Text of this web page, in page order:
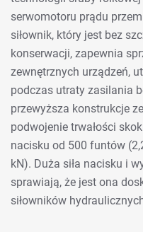
serwomotoru prądu
siłownik, który jest bez
konserwacji, zapewnia
zewnętrznych urządzeń,
podczas utraty zasilania
przewyższa konstrukcje
podwojenie trwałości
nacisku od 500 funtów
kN). Duża siła nacisku i
sprawiają, że jest ona
siłowników